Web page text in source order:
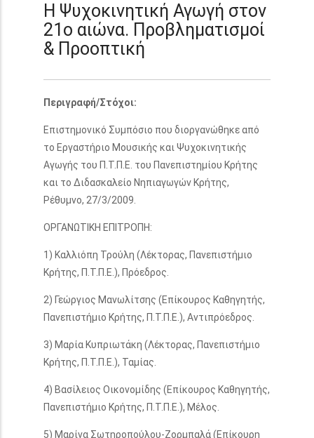
Η Ψυχοκινητική Αγωγή στον
21ο αιώνα. Προβληματισμοί
& Προοπτική
Περιγραφή/Στόχοι:
Επιστημονικό Συμπόσιο που διοργανώθηκε από
το Εργαστήριο Μουσικής και Ψυχοκινητικής
Αγωγής του Π.Τ.Π.Ε. του Πανεπιστημίου Κρήτης
και το Διδασκαλείο Νηπιαγωγών Κρήτης,
Ρέθυμνο, 27/3/2009.
ΟΡΓΑΝΩΤΙΚΗ ΕΠΙΤΡΟΠΗ:
1) Καλλιόπη Τρούλη (Λέκτορας, Πανεπιστήμιο
Κρήτης, Π.Τ.Π.Ε.), Πρόεδρος.
2) Γεώργιος Μανωλίτσης (Επίκουρος Καθηγητής,
Πανεπιστήμιο Κρήτης, Π.Τ.Π.Ε.), Αντιπρόεδρος.
3) Μαρία Κυπριωτάκη (Λέκτορας, Πανεπιστήμιο
Κρήτης, Π.Τ.Π.Ε.), Ταμίας.
4) Βασίλειος Οικονομίδης (Επίκουρος Καθηγητής,
Πανεπιστήμιο Κρήτης, Π.Τ.Π.Ε.), Μέλος.
5) Μαρίνα Σωτηροπούλου-Ζορμπαλά (Επίκουρη